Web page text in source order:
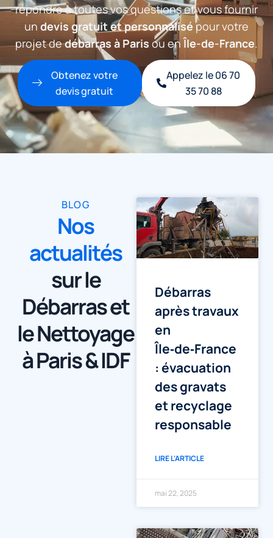
répondre à toutes vos questions et vous fournir
un devis gratuit et personnalisépour votre
projet dedébarras à Paris ou enÎle-de-France.
Obtenez votre
devis gratuit
Appelez le 06 70
35 70 88
BLOG
Nos
actualités
sur le
Débarras et
le Nettoyage
à Paris & IDF
Débarras
après travaux
en
Île‑de‑France
: évacuation
des gravats
et recyclage
responsable
LIRE L'ARTICLE
mai 22, 2025